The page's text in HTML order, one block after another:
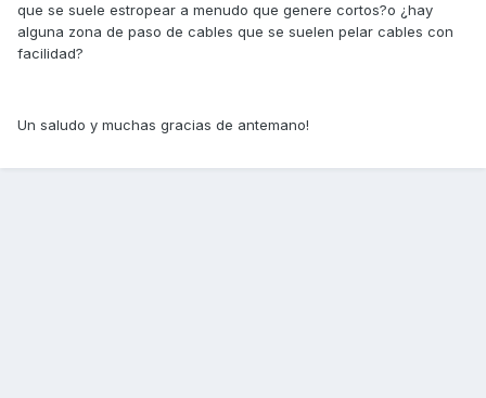
que se suele estropear a menudo que genere cortos?o ¿hay
alguna zona de paso de cables que se suelen pelar cables con
facilidad?
Un saludo y muchas gracias de antemano!